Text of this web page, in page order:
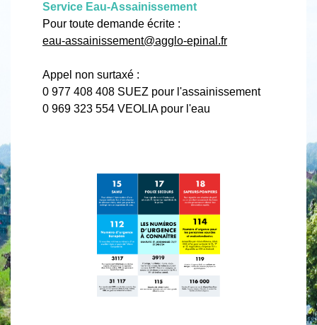
Service Eau-Assainissement
Pour toute demande écrite :
eau-assainissement@agglo-epinal.fr
Appel non surtaxé :
0 977 408 408 SUEZ pour l'assainissement
0 969 323 554 VEOLIA pour l'eau